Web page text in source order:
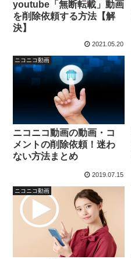
youtube「無断転載」動画
を削除依頼する方法【解
決】
2021.05.20
ニコニコ動画
ニコニコ動画の動画・コ
メントの削除依頼！迷わ
ない方法まとめ
2019.07.15
ニコニコ動画